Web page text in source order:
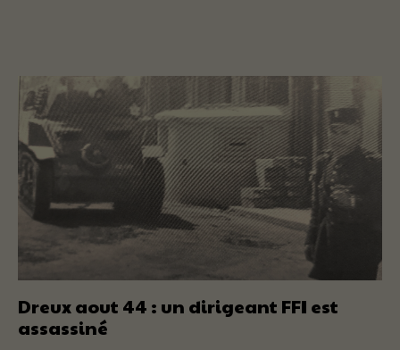
Dreux aout 44 : un dirigeant FFI est
assassiné